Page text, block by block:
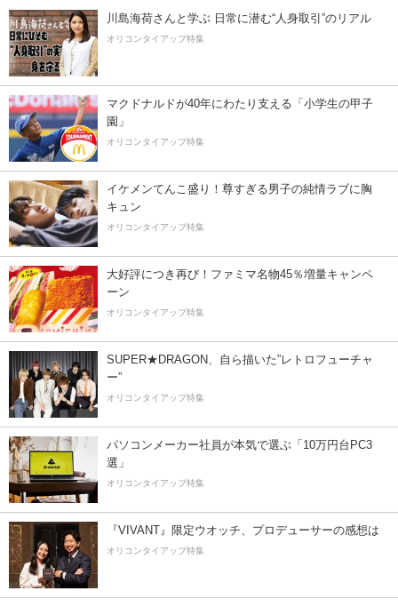
川島海荷さんと学ぶ 日常に潜む“人身取引”のリアル
オリコンタイアップ特集
マクドナルドが40年にわたり支える「小学生の甲子
園」
オリコンタイアップ特集
イケメンてんこ盛り！尊すぎる男子の純情ラブに胸
キュン
オリコンタイアップ特集
大好評につき再び！ファミマ名物45％増量キャンペ
ーン
オリコンタイアップ特集
SUPER★DRAGON、自ら描いた”レトロフューチャ
ー”
オリコンタイアップ特集
パソコンメーカー社員が本気で選ぶ「10万円台PC3
選」
オリコンタイアップ特集
『VIVANT』限定ウオッチ、プロデューサーの感想は
オリコンタイアップ特集